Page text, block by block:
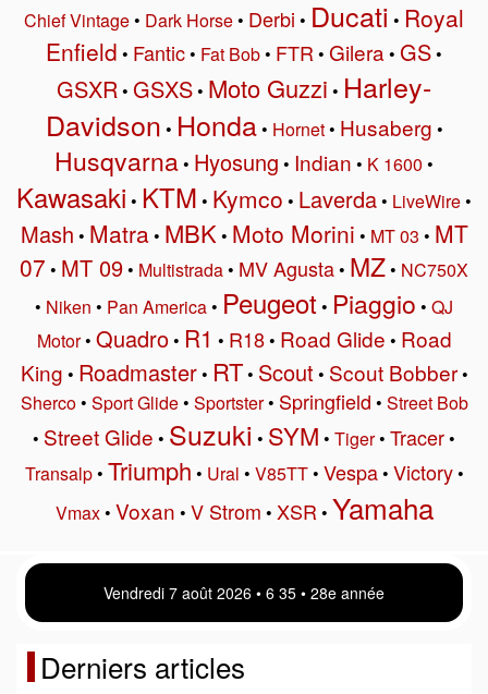
Chief Vintage• Dark Horse• Derbi • Ducati • Royal
Enfield • Fantic• Fat Bob• FTR • Gilera • GS•
GSXR • GSXS• Moto Guzzi • Harley-
Davidson • Honda• Hornet• Husaberg •
Husqvarna• Hyosung • Indian • K 1600 •
Kawasaki • KTM • Kymco • Laverda• LiveWire•
Mash • Matra• MBK• Moto Morini • MT 03 • MT
07 • MT 09• Multistrada• MV Agusta• MZ• NC750X
• Niken • Pan America• Peugeot • Piaggio • QJ
Motor• Quadro• R1 • R18• Road Glide • Road
King • Roadmaster• RT• Scout • Scout Bobber•
Sherco• Sport Glide• Sportster• Springfield • Street Bob
• Street Glide • Suzuki • SYM • Tiger• Tracer•
Transalp• Triumph • Ural • V85TT• Vespa• Victory•
Vmax• Voxan • V Strom • XSR• Yamaha
Vendredi 7 août 2026 • 6:35 • 28e année
Derniers articles